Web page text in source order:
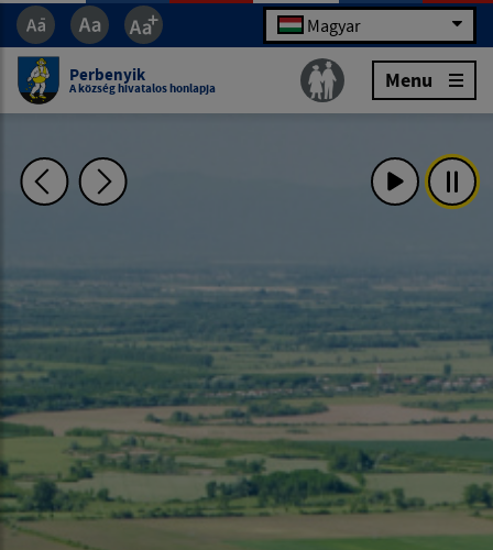
Magyar
Perbenyik
A község hivatalos honlapja Menu